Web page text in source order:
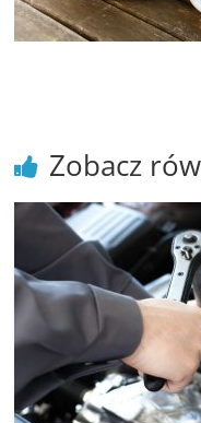
porady
i
wskazówki
poradniki
na
każdy
temat
Zobacz